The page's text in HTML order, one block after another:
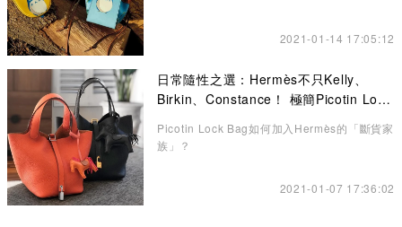
2021-01-14 17:05:12
日常隨性之選：Hermès不只Kelly、
Birkin、Constance！ 極簡Picotin Lock
Picotin Lock Bag如何加入Hermès的「斷貨家
族」？
2021-01-07 17:36:02